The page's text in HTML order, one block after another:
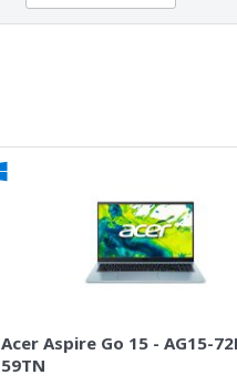
Acer Aspire Go 15 - AG15-
59TN